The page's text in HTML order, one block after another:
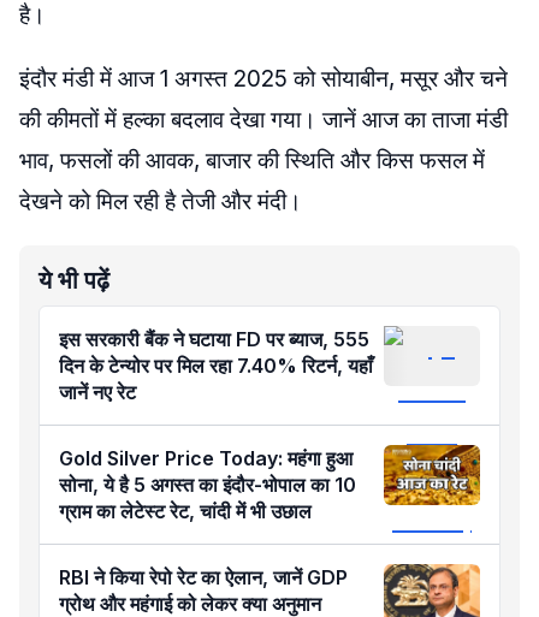
है।
इंदौर मंडी में आज 1 अगस्त 2025 को सोयाबीन, मसूर और चने
की कीमतों में हल्का बदलाव देखा गया। जानें आज का ताजा मंडी
भाव, फसलों की आवक, बाजार की स्थिति और किस फसल में
देखने को मिल रही है तेजी और मंदी।
ये भी पढ़ें
इस सरकारी बैंक ने घटाया FD पर ब्याज, 555
दिन के टेन्योर पर मिल रहा 7.40% रिटर्न, यहाँ
जानें नए रेट
Gold Silver Price Today: महंगा हुआ
सोना, ये है 5 अगस्त का इंदौर-भोपाल का 10
ग्राम का लेटेस्ट रेट, चांदी में भी उछाल
RBI ने किया रेपो रेट का ऐलान, जानें GDP
ग्रोथ और महंगाई को लेकर क्या अनुमान